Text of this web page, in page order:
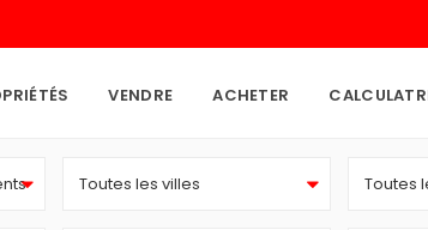
VENDRE ACHETER
Toutes les villes Toutes